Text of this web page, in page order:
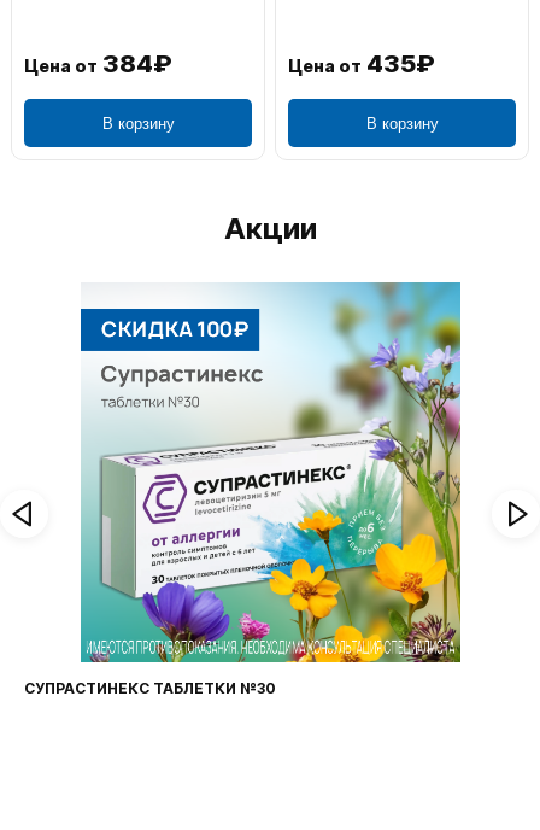
Цена от 384₽
В корзину
Цена от 435₽
В корзину
Акции
СУПРАСТИНЕКС ТАБЛЕТКИ №30